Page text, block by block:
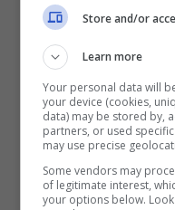
dimessi
familiare”.
Alla precisa
delle tariffe
elencato tutti i
delle politiche
Store and/or
Learn more
Your personal data will
your device (cookies,
data) may be stored by,
partners, or used
may use precise
Some vendors may
of legitimate interest,
your options below.